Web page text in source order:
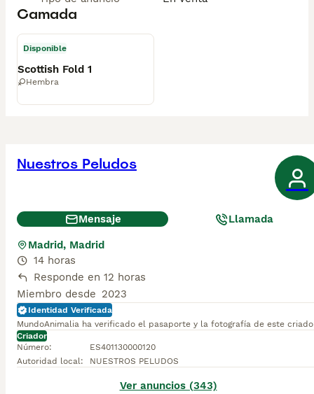
Camada
Disponible
Scottish Fold 1
Hembra
Nuestros Peludos
Mensaje Llamada
Madrid, Madrid
14 horas
Responde en 12 horas
Miembro desde 2023
Identidad Verificada
MundoAnimalia ha verificado el pasaporte y la fotografía de este
Criador
Número:
ES401130000120
Autoridad local: NUESTROS PELUDOS
Ver anuncios (343)